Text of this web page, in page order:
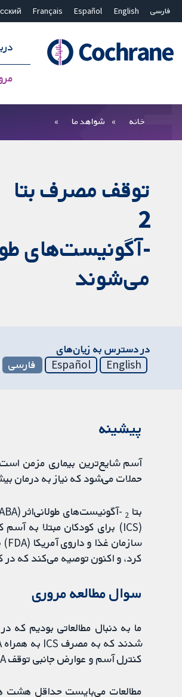
فارسی English
Español
Français
بستن جستجو ✖
خانه شواهد ما
توقف مصرف بتا
2
-آگونیست‌های
می‌شوند
در دسترس به زیان‌های
English
Español فارسی
پیشینه
آسم شایع‌ترین بیماری مزمن
حملات می‌شود که نیاز به درمان
بتا 2
کرد، و اکنون توصیه می‌کند که در
سوال مطالعه مروری
کنترل آسم و عوارض جانبی توقف LABA دارد یا خیر.